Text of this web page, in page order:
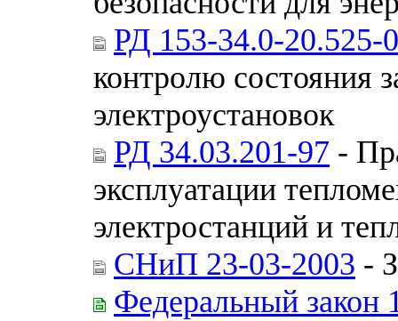
РД 153-34.0-20.525-
контролю состояния
электроустановок
РД 34.03.201-97 -
эксплуатации
электростанций и
СНиП 23-03-2003 -
Федеральный закон